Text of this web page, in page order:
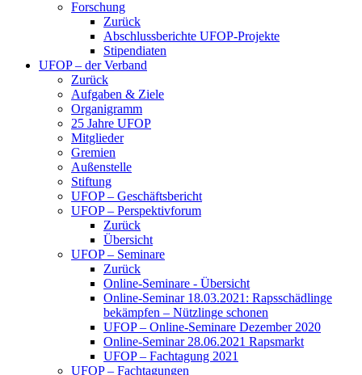
Forschung
Zurück
Abschlussberichte UFOP-Projekte
Stipendiaten
UFOP – der Verband
Zurück
Aufgaben & Ziele
Organigramm
25 Jahre UFOP
Mitglieder
Gremien
Außenstelle
Stiftung
UFOP – Geschäftsbericht
UFOP – Perspektivforum
Zurück
Übersicht
UFOP – Seminare
Zurück
Online-Seminare - Übersicht
Online-Seminar 18.03.2021: Rapsschädlinge
bekämpfen – Nützlinge schonen
UFOP – Online-Seminare Dezember 2020
Online-Seminar 28.06.2021 Rapsmarkt
UFOP – Fachtagung 2021
UFOP – Fachtagungen